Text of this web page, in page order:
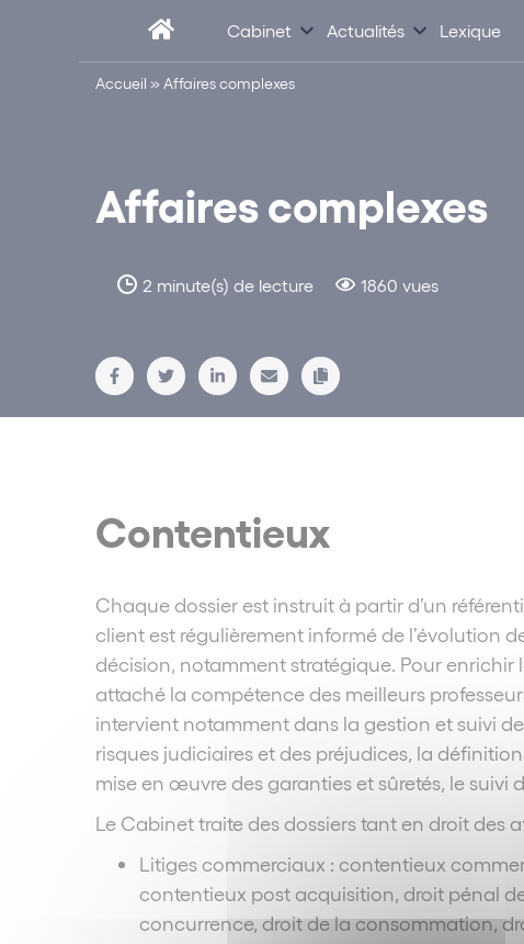
Cabinet Actualités Lexique
Accueil »Affaires complexes
Affaires complexes
2 minute(s) de lecture 1860 vues
Contentieux
Chaque dossier est instruit à partir d’un
client est régulièrement informé de l’évolution
décision, notamment stratégique. Pour enrichir
attaché la compétence des meilleurs
intervient notamment dans la gestion et suivi
risques judiciaires et des préjudices, la
mise en œuvre des garanties et sûretés, le suivi
Le Cabinet traite des dossiers tant en droit des
Litiges commerciaux : contentieux
contentieux post acquisition, droit pénal
concurrence, droit de la consommation,